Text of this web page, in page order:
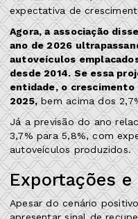
expectativa de
Agora, a associação
ano de 2026
autoveículos
desde 2014. Se essa
entidade, o crescimento
2025,bem acima dos
Já a previsão do ano
3,7% para 5,8%, com
autoveículos produzidos.
Exportações
Apesar do cenário